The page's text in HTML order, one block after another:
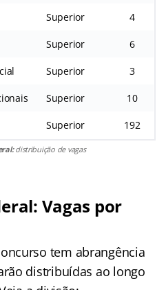
Superior 4
Superior 6
Superior 3
Superior 10
Superior 192
distribuição de vagas
Vagas por
tem abrangência
distribuídas ao longo